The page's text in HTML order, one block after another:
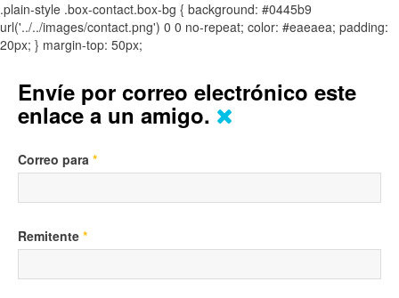
.plain-style .box-contact.box-bg { background: #0445b9
url('../../images/contact.png') 0 0 no-repeat; color: #eaeaea; padding:
20px; } margin-top: 50px;
Envíe por correo electrónico este
enlace a un amigo.
Correo para *
Remitente *